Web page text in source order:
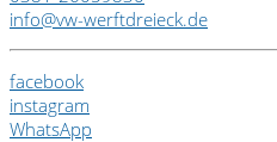
info@vw-werftdreieck.de
facebook
instagram
WhatsApp